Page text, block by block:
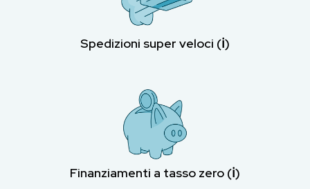
Spedizioni super veloci (ℹ︎)
Finanziamenti a tasso zero (ℹ︎)